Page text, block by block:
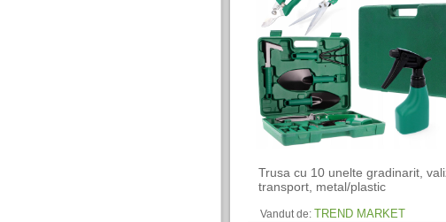
Trusa cu 10 unelte gradinarit,
transport, metal/plastic
Vandut de: TREND MARKET